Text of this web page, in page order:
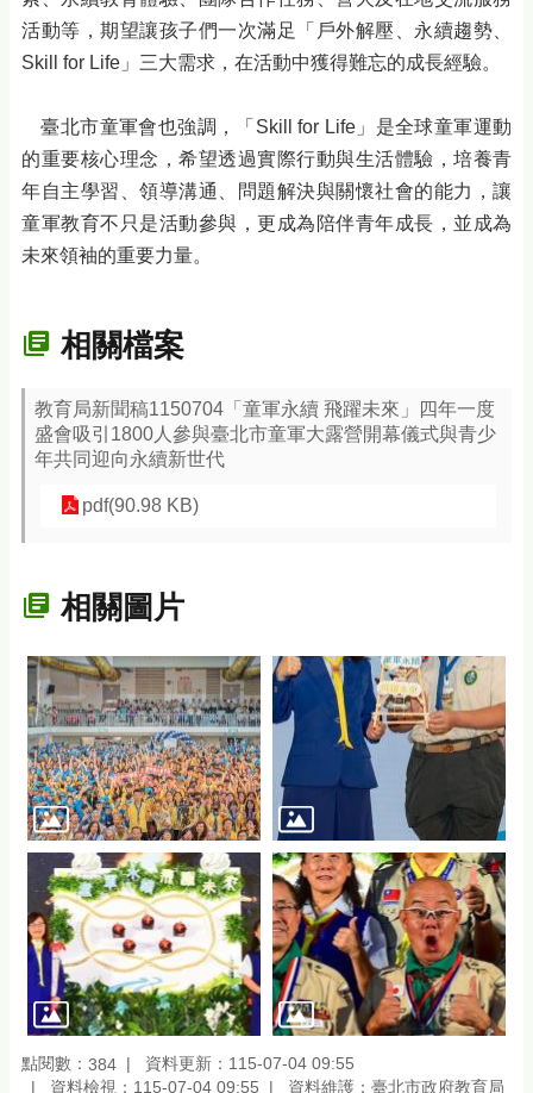
活動等，期望讓孩子們一次滿足「戶外解壓、永續趨勢、
Skill for Life」三大需求，在活動中獲得難忘的成長經驗。
臺北市童軍會也強調，「Skill for Life」是全球童軍運動
的重要核心理念，希望透過實際行動與生活體驗，培養青
年自主學習、領導溝通、問題解決與關懷社會的能力，讓
童軍教育不只是活動參與，更成為陪伴青年成長，並成為
未來領袖的重要力量。
相關檔案
教育局新聞稿1150704「童軍永續 飛躍未來」四年一度
盛會吸引1800人參與臺北市童軍大露營開幕儀式與青少
年共同迎向永續新世代
pdf(90.98 KB)
相關圖片
點閱數： 384
資料更新：115-07-04 09:55
資料檢視：115-07-04 09:55
資料維護：臺北市政府教育局